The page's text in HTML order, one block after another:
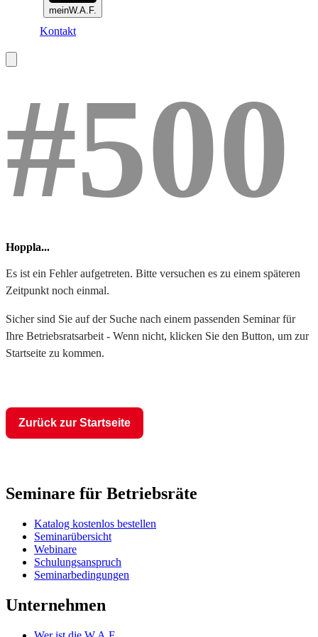
meinW.A.F.
Kontakt
#500
Hoppla...
Es ist ein Fehler aufgetreten. Bitte versuchen es zu einem späteren
Zeitpunkt noch einmal.
Sicher sind Sie auf der Suche nach einem passenden Seminar für
Ihre Betriebsratsarbeit - Wenn nicht, klicken Sie den Button, um zur
Startseite zu kommen.
Zurück zur Startseite
Seminare für Betriebsräte
Katalog kostenlos bestellen
Seminarübersicht
Webinare
Schulungsanspruch
Seminarbedingungen
Unternehmen